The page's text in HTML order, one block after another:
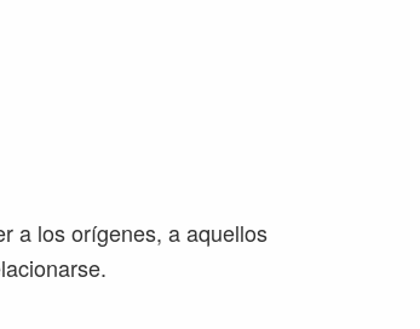
a los orígenes, a aquellos